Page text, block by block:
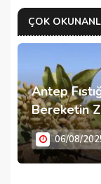
ÇOK
Antep
Bereketin
06/08/